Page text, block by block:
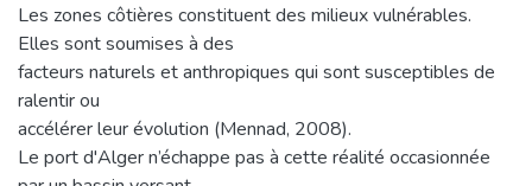
Les zones côtières constituent des milieux vulnérables.
Elles sont soumises à des
facteurs naturels et anthropiques qui sont susceptibles de
ralentir ou
accélérer leur évolution (Mennad, 2008).
Le port d'Alger n’échappe pas à cette réalité occasionnée